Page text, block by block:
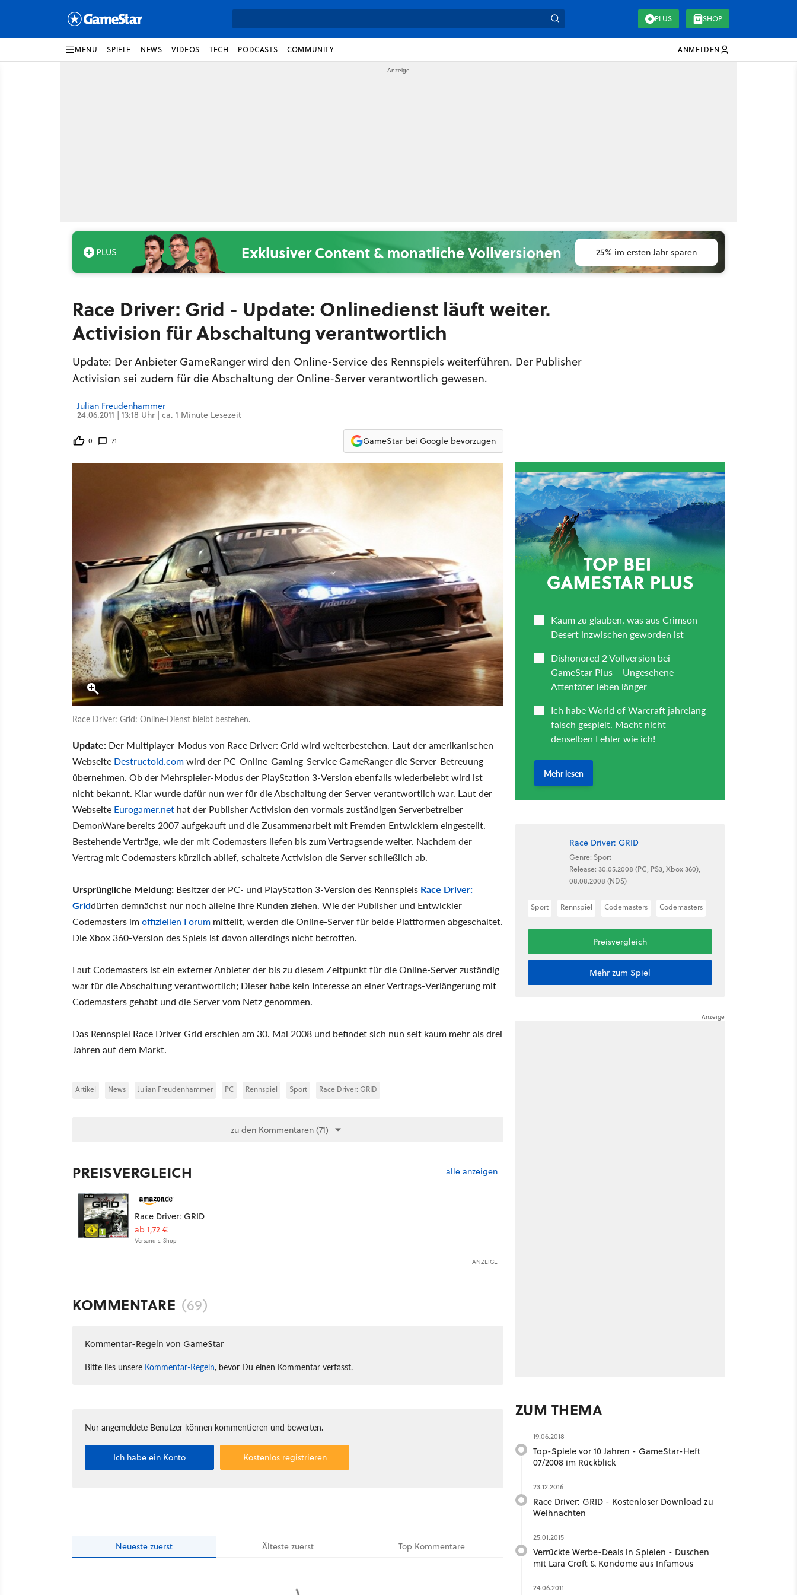
PLUS SHOP
MENU SPIELE NEWS VIDEOS TECH PODCASTS COMMUNITY ANMELDEN
Exklusiver Content & monatliche Vollversionen 25% im ersten Jahr sparen
Race Driver: Grid - Update: Onlinedienst läuft weiter.
Activision für Abschaltung verantwortlich
Update: Der Anbieter GameRanger wird den Online-Service des Rennspiels weiterführen. Der Publisher
Activision sei zudem für die Abschaltung der Online-Server verantwortlich gewesen.
Julian Freudenhammer
24.06.2011 | 13:18 Uhr | ca. 1 Minute Lesezeit
0 71 GameStar bei Google bevorzugen
Race Driver: Grid: Online-Dienst bleibt bestehen.
Update: Der Multiplayer-Modus von Race Driver: Grid wird weiterbestehen. Laut der amerikanischen
Webseite Destructoid.comwird der PC-Online-Gaming-Service GameRanger die Server-Betreuung
übernehmen. Ob der Mehrspieler-Modus der PlayStation 3-Version ebenfalls wiederbelebt wird ist
nicht bekannt. Klar wurde dafür nun wer für die Abschaltung der Server verantwortlich war. Laut der
Webseite Eurogamer.net hat der Publisher Activision den vormals zuständigen Serverbetreiber
DemonWare bereits 2007 aufgekauft und die Zusammenarbeit mit Fremden Entwicklern eingestellt.
Bestehende Verträge, wie der mit Codemasters liefen bis zum Vertragsende weiter. Nachdem der
Vertrag mit Codemasters kürzlich ablief, schaltete Activision die Server schließlich ab.
Ursprüngliche Meldung: Besitzer der PC- und PlayStation 3-Version des Rennspiels Race Driver:
Griddürfen demnächst nur noch alleine ihre Runden ziehen. Wie der Publisher und Entwickler
Codemasters imoffiziellen Forum mitteilt, werden die Online-Server für beide Plattformen abgeschaltet.
Die Xbox 360-Version des Spiels ist davon allerdings nicht betroffen.
Laut Codemasters ist ein externer Anbieter der bis zu diesem Zeitpunkt für die Online-Server zuständig
war für die Abschaltung verantwortlich; Dieser habe kein Interesse an einer Vertrags-Verlängerung mit
Codemasters gehabt und die Server vom Netz genommen.
Das Rennspiel Race Driver Grid erschien am 30. Mai 2008 und befindet sich nun seit kaum mehr als drei
Jahren auf dem Markt.
Artikel News Julian Freudenhammer PC Rennspiel Sport Race Driver: GRID
zu den Kommentaren (71)
PREISVERGLEICH alle anzeigen
Race Driver: GRID
ab 1,72 €
Versand s. Shop
ANZEIGE
KOMMENTARE (69)
Kommentar-Regeln von GameStar
Bitte lies unsere Kommentar-Regeln, bevor Du einen Kommentar verfasst.
Nur angemeldete Benutzer können kommentieren und bewerten.
Ich habe ein Konto Kostenlos registrieren
Neueste zuerst Ältestezuerst Top Kommentare
Race Driver: GRID
Genre: Sport
Release: 30.05.2008 (PC, PS3, Xbox 360),
08.08.2008 (NDS)
Sport Rennspiel Codemasters Codemasters
Preisvergleich
Mehr zum Spiel
ZUM THEMA
19.06.2018
Top-Spiele vor 10 Jahren - GameStar-Heft
07/2008 im Rückblick
23.12.2016
Race Driver: GRID - Kostenloser Download zu
Weihnachten
25.01.2015
Verrückte Werbe-Deals in Spielen - Duschen
mit Lara Croft & Kondome aus Infamous
24.06.2011